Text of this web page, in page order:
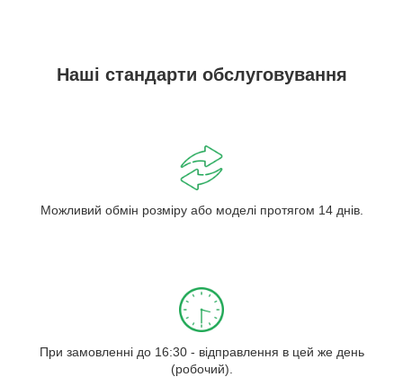
Наші стандарти обслуговування
Можливий обмін розміру або моделі протягом 14 днів.
При замовленні до 16:30 - відправлення в цей же день
(робочий).